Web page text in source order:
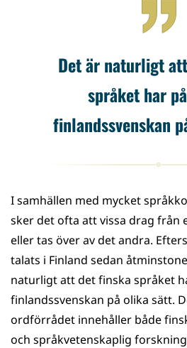
Det är naturligt
språket har
finlandssvenskan
I samhällen med mycket
sker det ofta att vissa drag från
eller tas över av det andra.
talats i Finland sedan
naturligt att det finska språket
finlandssvenskan på olika sätt.
ordförrådet innehåller både
och språkvetenskaplig